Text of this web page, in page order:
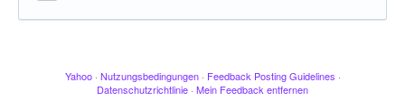
Yahoo · Nutzungsbedingungen · Feedback Posting Guidelines ·
Datenschutzrichtlinie · Mein Feedback entfernen